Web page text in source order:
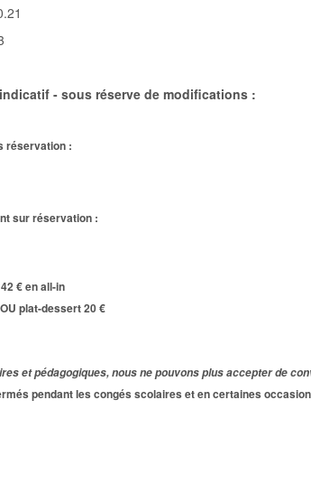
- sous réserve de modifications :
réservation :
sur réservation :
€ en all-in
plat-dessert 20 €
et pédagogiques, nous ne pouvons plus accepter de
pendant les congés scolaires et en certaines